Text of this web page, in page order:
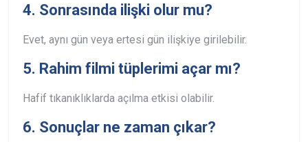
4. Sonrasında ilişki olur mu?
Evet, aynı gün veya ertesi gün ilişkiye girilebilir.
5. Rahim filmi tüplerimi açar mı?
Hafif tıkanıklıklarda açılma etkisi olabilir.
6. Sonuçlar ne zaman çıkar?